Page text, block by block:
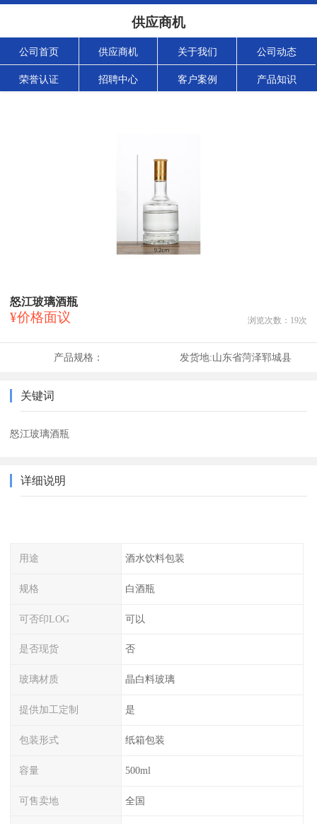
供应商机
公司首页 供应商机 关于我们 公司动态
荣誉认证 招聘中心 客户案例 产品知识
怒江玻璃酒瓶
¥价格面议 浏览次数： 19次
产品规格： 发货地:山东省菏泽郓城县
关键词
怒江玻璃酒瓶
详细说明
用途 酒水饮料包装
规格 白酒瓶
可否印LOG 可以
是否现货 否
玻璃材质 晶白料玻璃
提供加工定制 是
包装形式 纸箱包装
容量 500ml
可售卖地 全国